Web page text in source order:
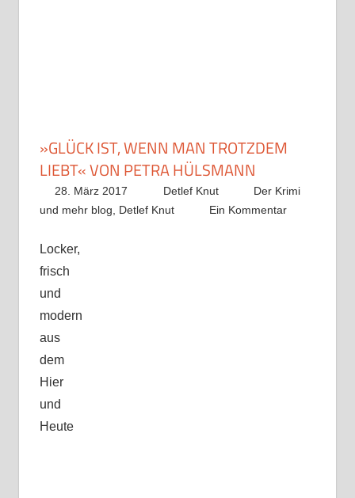
»GLÜCK IST, WENN MAN TROTZDEM
LIEBT« VON PETRA HÜLSMANN
28. März 2017 Detlef Knut
Der Krimi
und mehr blog, Detlef Knut Ein Kommentar
Locker,
frisch
und
modern
aus
dem
Hier
und
Heute